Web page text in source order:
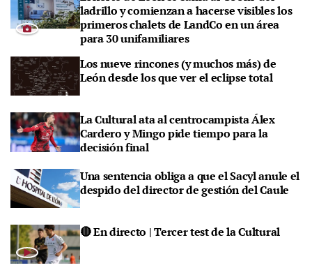
ladrillo y comienzan a hacerse visibles los
primeros chalets de LandCo en un área
para 30 unifamiliares
Los nueve rincones (y muchos más) de
León desde los que ver el eclipse total
La Cultural ata al centrocampista Álex
Cardero y Mingo pide tiempo para la
decisión final
Una sentencia obliga a que el Sacyl anule el
despido del director de gestión del Caule
🔴 En directo | Tercer test de la Cultural